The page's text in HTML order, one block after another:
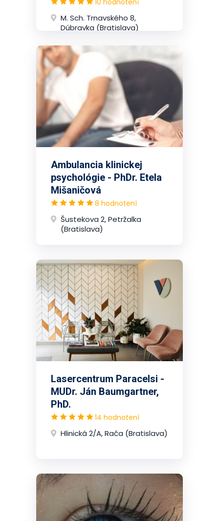
M. Sch. Trnavského 8,
Dúbravka (Bratislava)
Ambulancia klinickej
psychológie - PhDr. Etela
Mišaničová
8 hodnotení
Šustekova 2, Petržalka
(Bratislava)
Lasercentrum Paracelsi -
MUDr. Ján Baumgartner,
PhD.
14 hodnotení
Hlinická 2/A, Rača (Bratislava)